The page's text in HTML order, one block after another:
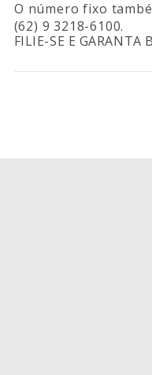
O número fixo
(62) 9 3218-6100.
FILIE-SE E GARANTA